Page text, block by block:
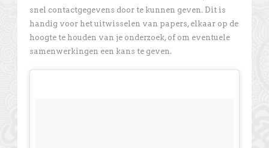
snel contactgegevens door te kunnen geven. Dit is
handig voor het uitwisselen van papers, elkaar op de
hoogte te houden van je onderzoek, of om eventuele
samenwerkingen een kans te geven.